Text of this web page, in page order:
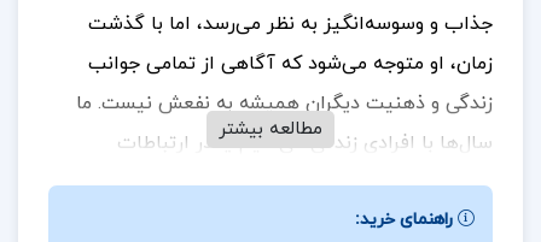
جذاب و وسوسه‌انگیز به نظر می‌رسد، اما با گذشت
زمان، او متوجه می‌شود که آگاهی از تمامی جوانب
زندگی و ذهنیت دیگران همیشه به نفعش نیست. ما
سال‌ها با افرادی زندگی می‌کنیم یا در ارتباطات
اجتماعی با آن‌ها ارتباط داریم که به تصور ما،
نزدیکان‌مان هستند و روابطی مانند عشق، دوستی یا
مطالعه بیشتر
راهنمای خرید: